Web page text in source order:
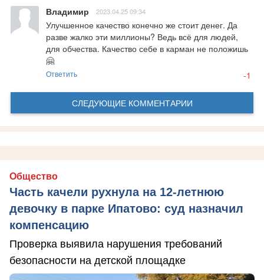
Владимир 2023.04.25 09:34
Улучшенное качество конечно же стоит денег. Да
разве жалко эти миллионы? Ведь всё для людей,
для обчества. Качество себе в карман не положишь
🤗
Ответить -1
СЛЕДУЮЩИЕ КОММЕНТАРИИ
Общество
Часть качели рухнула на 12-летнюю
девочку в парке Ипатово: суд назначил
компенсацию
Проверка выявила нарушения требований
безопасности на детской площадке